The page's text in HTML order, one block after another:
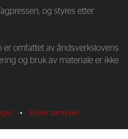
og styres etter
er omfattet av åndsverkslovens
og bruk av materiale er ikke
• Endre samtykke